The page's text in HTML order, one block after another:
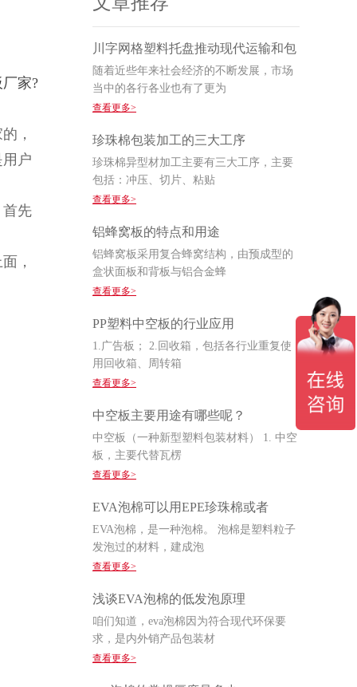
厂家?
，
户
首先
，
川字网格塑料托盘推动现代运输和包
随着近些年来社会经济的不断发展，市场
当中的各行各业也有了更为
查看更多>
珍珠棉包装加工的三大工序
珍珠棉异型材加工主要有三大工序，主要
包括：冲压、切片、粘贴
查看更多>
铝蜂窝板的特点和用途
铝蜂窝板采用复合蜂窝结构，由预成型的
盒状面板和背板与铝合金蜂
查看更多>
PP塑料中空板的行业应用
1.广告板； 2.回收箱，包括各行业重复使
用回收箱、周转箱
查看更多>
中空板主要用途有哪些呢？
中空板（一种新型塑料包装材料） 1. 中空
板，主要代替瓦楞
查看更多>
EVA泡棉可以用EPE珍珠棉或者
EVA泡棉，是一种泡棉。 泡棉是塑料粒子
发泡过的材料，建成泡
查看更多>
浅谈EVA泡棉的低发泡原理
咱们知道，eva泡棉因为符合现代环保要
求，是内外销产品包装材
查看更多>